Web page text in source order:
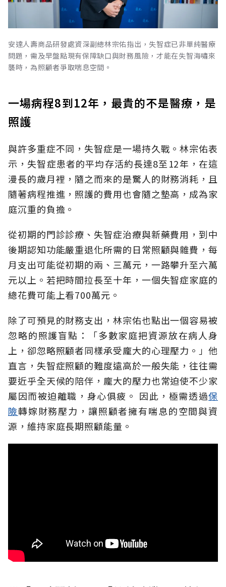
安達人壽商品研發處資深副總林宗佑指出，失智症已非單純醫療
問題，需及早盤點現有保障缺口與財務風險，才能在失智海嘯來
襲時，為照顧者爭取喘息空間。
一場病程8到12年，最貴的不是醫療，是
照護
與許多重症不同，失智症是一場持久戰。林宗佑表
示，失智症患者的平均存活約長達8至12年，在這
漫長的歲月裡，隨之而來的是驚人的財務消耗，且
隨著病程推進，照護的費用也會隨之墊高，成為家
庭沉重的負擔。
從初期的門診診療、失智症治療與新藥費用，到中
後期認知功能嚴重退化所需的日常照顧與雜費，每
月支出可能從初期的兩、三萬元，一路攀升至六萬
元以上。若把時間拉長至十年，一個失智症家庭的
總花費可能上看700萬元。
除了可預見的財務支出，林宗佑也點出一個容易被
忽略的照護盲點：「多數家庭把資源放在病人身
上，卻忽略照顧者同樣承受龐大的心理壓力。」他
直言，失智症照顧的難度遠高於一般失能，往往需
要近乎全天候的陪伴，龐大的壓力也常迫使不少家
屬因而被迫離職，身心俱疲。 因此，極需透過保
險轉嫁財務壓力，讓照顧者擁有喘息的空間與資
源，維持家庭長期照顧能量。